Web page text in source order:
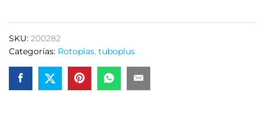
Tuboplus
200282
quantity
SKU: 200282
Categorías: Rotoplas, tuboplus